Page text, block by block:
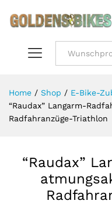
Home / Shop / E-Bike-
“Raudax” Langarm-
Radfahranzüge-Triathlon
“Raudax”